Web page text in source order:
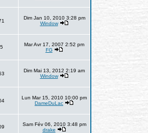
Dim Jan 10, 2010 3:28 pm
Window
Mar Avr 17, 2007 2:52 pm
FG
Dim Mai 13, 2012 2:19 am
Window
Lun Mar 15, 2010 10:00 pm
DameDuLac
Sam Fév 06, 2010 3:48 pm
drake